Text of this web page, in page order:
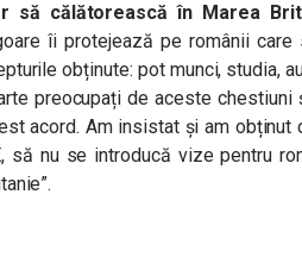
să călătorească în Marea
îi protejează pe românii
obținute: pot munci, studia,
preocupați de aceste
acord. Am insistat și am
să nu se introducă vize pentru